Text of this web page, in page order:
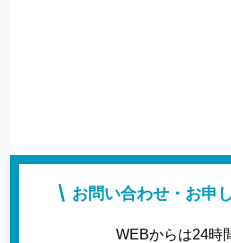
お問い合わせ・お申
WEBからは24時